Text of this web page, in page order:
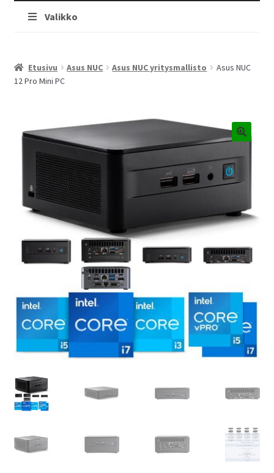
Valikko
Etusivu Asus NUC Asus NUC yritysmallisto
Asus NUC
12 Pro Mini PC